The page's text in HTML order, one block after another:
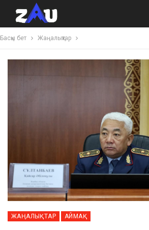
Басқы бет Жаңалықтар
ЖАҢАЛЫҚТАР АЙМАҚ